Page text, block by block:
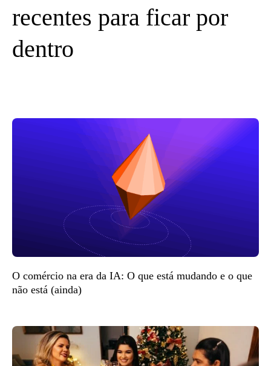
recentes para ficar por
dentro
O comércio na era da IA: O que está mudando e o que
não está (ainda)